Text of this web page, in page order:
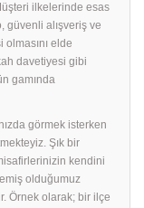
ilkelerinde esas
güvenli alışveriş ve
elde
davetiyesi gibi
gamında
görmek isterken
Şık bir
kendini
olduğumuz
Örnek olarak; bir ilçe